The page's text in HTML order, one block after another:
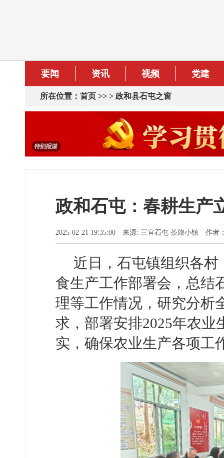
要闻 资讯 视频 党建
所在位置： 首页 >> > 政和县石屯之窗
政和石屯：春耕生产
2025-02-21 19:35:00 来源: 三宜石屯 茶旅小镇 作者
近日，石屯镇组织各
食生产工作部署会，总结
理等工作情况，研究分析
求，部署安排2025年农业
实，确保农业生产各项工